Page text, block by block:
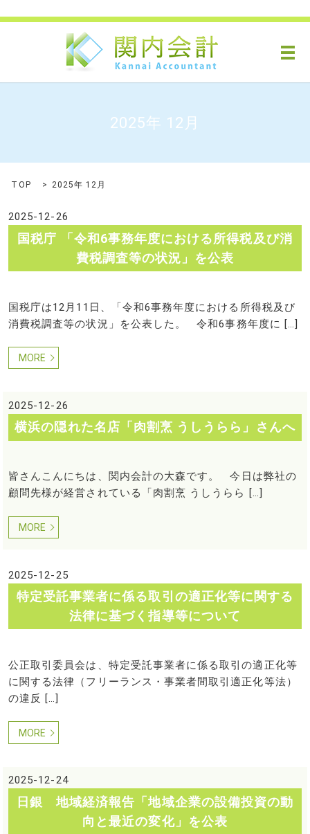
メ
2025年 12月
TOP 2025年 12月
2025-12-26
国税庁 「令和6事務年度における所得税及び消
費税調査等の状況」を公表
国税庁は12月11日、「令和6事務年度における所得税及び
消費税調査等の状況」を公表した。 令和6事務年度に […]
MORE
2025-12-26
横浜の隠れた名店「肉割烹 うしうらら」さんへ
皆さんこんにちは、関内会計の大森です。 今日は弊社の
顧問先様が経営されている「肉割烹 うしうらら […]
MORE
2025-12-25
特定受託事業者に係る取引の適正化等に関する
法律に基づく指導等について
公正取引委員会は、特定受託事業者に係る取引の適正化等
に関する法律（フリーランス・事業者間取引適正化等法）
の違反 […]
MORE
2025-12-24
日銀 地域経済報告「地域企業の設備投資の動
向と最近の変化」を公表